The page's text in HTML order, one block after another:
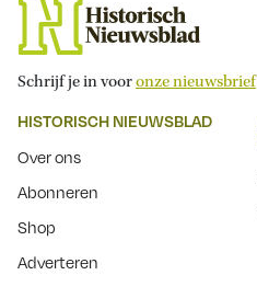
Schrijf je in vooronze nieuwsbrief
HISTORISCH NIEUWSBLAD
Over ons
Abonneren
Shop
Adverteren